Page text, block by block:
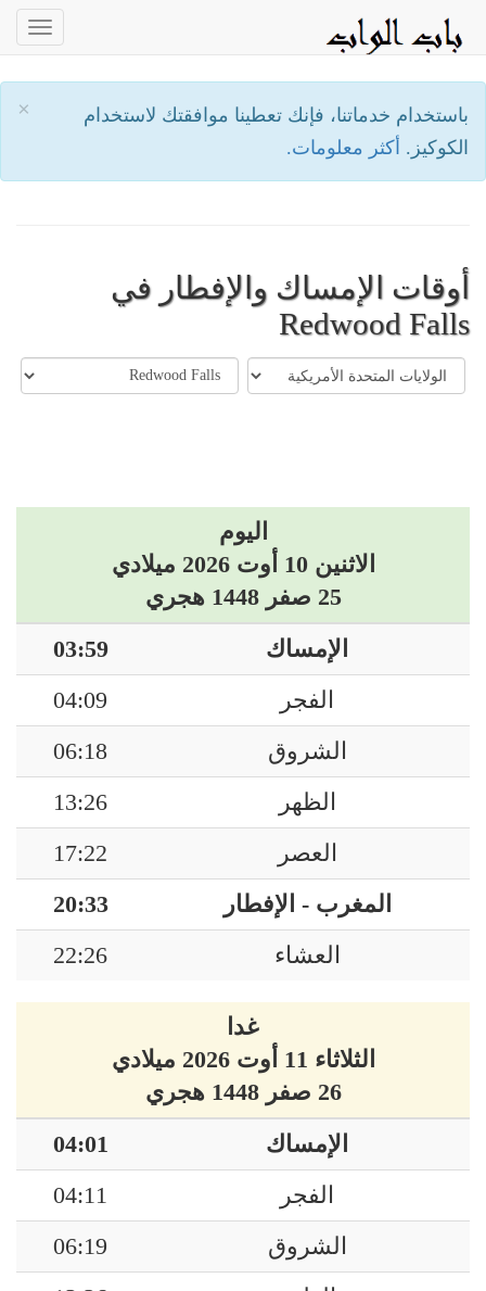
×
باستخدام خدماتنا، فإنك تعطينا موافقتك لاستخدام
الكوكيز. أكثر معلومات.
أوقات الإمساك والإفطار في
Redwood Falls
اليوم
الاثنين 10 أوت 2026 ميلادي
25 صفر 1448 هجري
الإمساك
03:59
الفجر
04:09
الشروق
06:18
الظهر
13:26
العصر
17:22
المغرب - الإفطار
20:33
العشاء
22:26
غدا
الثلاثاء 11 أوت 2026 ميلادي
26 صفر 1448 هجري
الإمساك
04:01
الفجر
04:11
الشروق
06:19